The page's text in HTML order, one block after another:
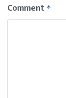
Comment *